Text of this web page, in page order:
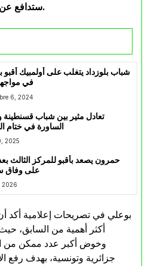
ستدافع عن ألوان الفريق في البطولة.
شباب بلوزداد يتغلب على أولمبيك أقبو
في
6, 2024
تعادل مثير بين شباب قسنطينة
الساورة في ختام
2025
حمرون يصعد بأقبو للمركز الثالث
على
2026
بوعلي في تصريحات إعلامية أكد
أكثر أهمية من السابق،
وخوض أكبر عدد ممكن من
جزائرية وتونسية، بهدف رفع